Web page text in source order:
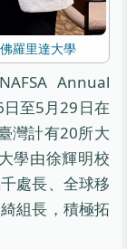
羅里達大學
Annual
至5月29日在
灣計有20所大
學由徐輝明校
處長、全球移
組長，積極拓